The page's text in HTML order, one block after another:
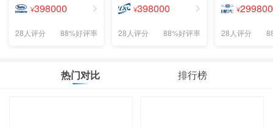
¥398000
88%好评率
28人评分
¥398000
88%好评率
28人评分
¥299800
28人评分
热门对比 排行榜